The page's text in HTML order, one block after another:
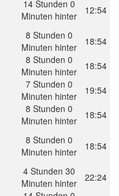
14 Stunden 0
Minuten hinter
12:54
8 Stunden 0
Minuten hinter
18:54
8 Stunden 0
Minuten hinter
18:54
7 Stunden 0
Minuten hinter
19:54
8 Stunden 0
Minuten hinter
18:54
8 Stunden 0
Minuten hinter
18:54
4 Stunden 30
Minuten hinter
22:24